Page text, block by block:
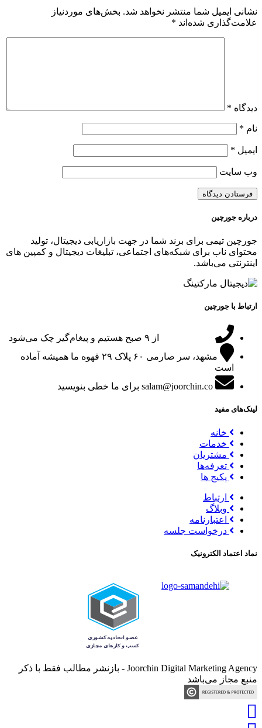
نشانی ایمیل شما منتشر نخواهد شد. بخش‌های موردنیاز
علامت‌گذاری شده‌اند *
دیدگاه *
نام *
ایمیل *
وب‌ سایت
درباره جورچین
جورچین تیمی برای برند شما در جهت بازاریابی دیجیتال، تولید
محتوای ناب برای شبکه‌های اجتماعی، تبلیغات دیجیتال و کمپین های
اینترنتی می‌باشد.
ارتباط با جورچین
از ۹ صبح هستیم و پیغام‌گیر چک می‌شود
مشهد، سر صارمی ۶۰ پلاک ۲۹
قهوه ما همیشه آماده
است
salam@joorchin.co برای ما خطی بنویسید
لینک‌های مفید
خانه
خدمات
مشتریان
تعرفه‌ها
پکیج ها
ارتباط
وبلاگ
اعتبارنامه
درخواست جلسه
نماد اعتماد الکترونیک
Joorchin Digital Marketing Agency - بازنشر مطالب فقط با ذکر
منبع مجاز می‌باشد